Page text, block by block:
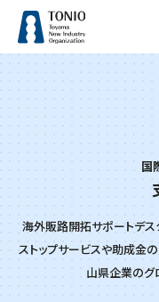
情報公開
目的からさがす
補助金・助成
海
リバイバル
再起支援
フリーワード検索
国
海外販路開拓サポートデス
ストップサービスや助成金
山県企業のグ